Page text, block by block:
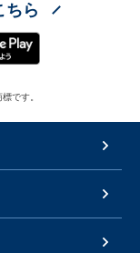
ちら
です。